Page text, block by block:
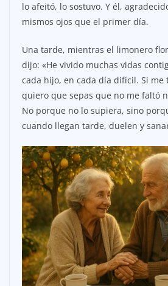
lo afeitó, lo sostuvo. Y él,
mismos ojos que el primer día.
Una tarde, mientras el limonero
dijo: «He vivido muchas vidas
cada hijo, en cada día difícil. Si me
quiero que sepas que no me faltó
No porque no lo supiera, sino
cuando llegan tarde, duelen y